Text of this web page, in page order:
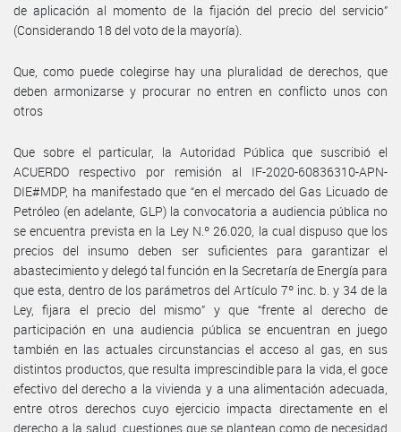
de aplicación al momento de la fijación del precio del servicio”
(Considerando 18 del voto de la mayoría).
Que, como puede colegirse hay una pluralidad de derechos, que
deben armonizarse y procurar no entren en conflicto unos con
otros
Que sobre el particular, la Autoridad Pública que suscribió el
ACUERDO respectivo por remisión al IF-2020-60836310-APN-
DIE#MDP, ha manifestado que “en el mercado del Gas Licuado de
Petróleo (en adelante, GLP) la convocatoria a audiencia pública no
se encuentra prevista en la Ley N.º 26.020, la cual dispuso que los
precios del insumo deben ser suficientes para garantizar el
abastecimiento y delegó tal función en la Secretaría de Energía para
que esta, dentro de los parámetros del Artículo 7º inc. b. y 34 de la
Ley, fijara el precio del mismo” y que “frente al derecho de
participación en una audiencia pública se encuentran en juego
también en las actuales circunstancias el acceso al gas, en sus
distintos productos, que resulta imprescindible para la vida, el goce
efectivo del derecho a la vivienda y a una alimentación adecuada,
entre otros derechos cuyo ejercicio impacta directamente en el
derecho a la salud, cuestiones que se plantean como de necesidad